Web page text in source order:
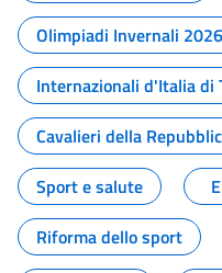
Olimpiadi Invernali
Internazionali d'Italia di
Cavalieri della
Sport e salute
Riforma dello sport